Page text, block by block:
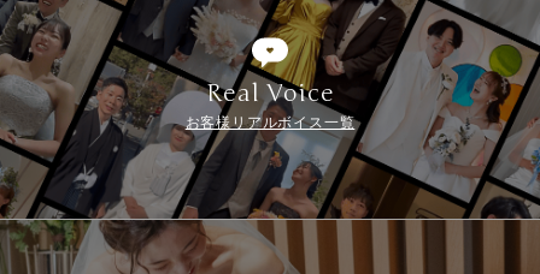
Real Voice
お客様リアルボイス一覧